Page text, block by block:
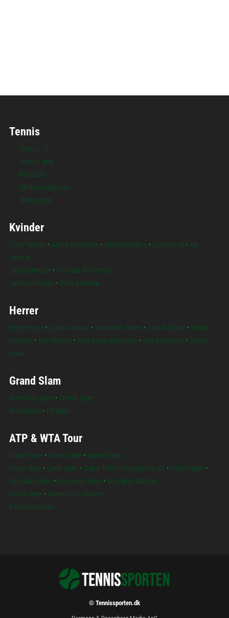
Tennis
Tennis i TV
Tennis i dag
Podcasts
Verdensranglisten
Tennisregler
Kvinder
Clara Tauson • Aryna Sabalenka • Elena Rybakina • Coco Gauff• Iga
Swiatek
Jessica Pegula • Amanda Anisimova
Jasmine Paolini • Elina Svitolina
Herrer
Holger Rune• Carlos Alcaraz • Alexander Zverev • Jannik Sinner• Novak
Djokovic• Ben Shelton • Felix Auger-Aliassime• Alex De Minaur• Casper
Ruud
Grand Slam
Australian Open • French Open
Wimbledon • US Open
ATP & WTA Tour
Indian Wells • Miami Open • Madrid Open
China Open • Qatar Open • Dubai Tennis Championships • Italian Open •
Canadian Open • Cincinnati Open • Shanghai Masters
Dallas Open • Monte Carlo Masters
Barcelona Open
© Tennissporten.dk